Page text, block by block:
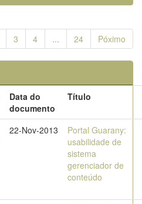
3 4 ... 24 Póximo
Data do
documento
Título
22-Nov-2013
Portal Guarany:
usabilidade de
sistema
gerenciador de
conteúdo